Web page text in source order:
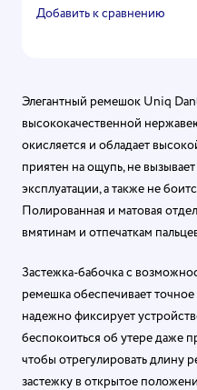
Добавить к сравнению
Элегантный ремешок Uniq
высококачественной
окисляется и обладает
приятен на ощупь, не
эксплуатации, а также не
Полированная и матовая
вмятинам и отпечаткам
Застежка-бабочка с
ремешка обеспечивает
надежно фиксирует
беспокоиться об утере даже
чтобы отрегулировать длину
застежку в открытое